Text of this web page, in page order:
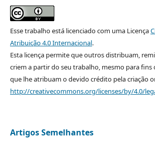
Esse trabalho está licenciado com uma Licença
Atribuição 4.0 Internacional.
Esta licença permite que outros distribuam,
criem a partir do seu trabalho, mesmo para fins
que lhe atribuam o devido crédito pela criação
http://creativecommons.org/licenses/by/4.0/
Artigos Semelhantes